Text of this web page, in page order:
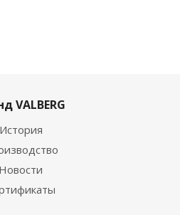
VALBERG
История
Новости